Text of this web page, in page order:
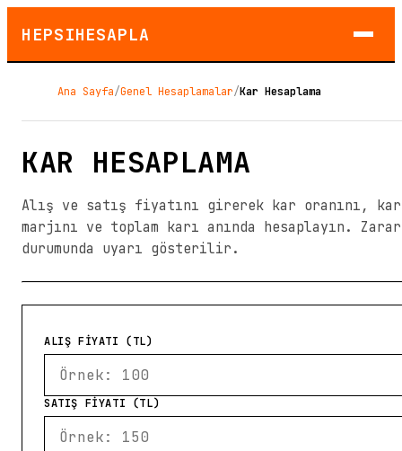
HEPSIHESAPLA
Ana Sayfa/Genel Hesaplamalar/Kar Hesaplama
KAR HESAPLAMA
Alış ve satış fiyatını girerek kar oranını, kar
marjını ve toplam karı anında hesaplayın. Zarar
durumunda uyarı gösterilir.
ALIŞ FİYATI (TL)
SATIŞ FİYATI (TL)